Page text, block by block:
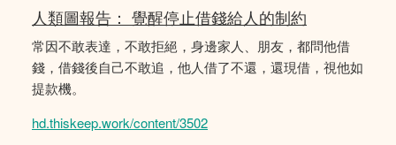
人類圖報告： 覺醒停止借錢給人的制約
常因不敢表達，不敢拒絕，身邊家人、朋友，都問他借
錢，借錢後自己不敢追，他人借了不還，還現借，視他如
提款機。
hd.thiskeep.work/content/3502